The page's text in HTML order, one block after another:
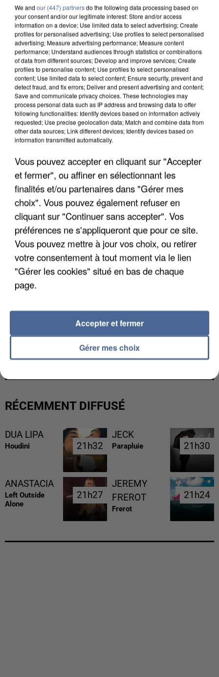
INTERPELLÉ EN ALGÉRIE
UNE TOURISTE DE L’OISE EMPORTÉE PAR UNE
COULÉE DE BOUE EN HAUTE-SAVOIE
RÉCEMMENT DIFFUSÉ
DUA LIPA
Houdini 21h32
21h32
JECK
Parapluie 21h30
21h30
ANASTACIA
Left Outside
Alone
21h27
21h27
JEREMY
FREROT
Frerot
21h24
21h24
We and our (447) partnersdo the following data processing based on
your consent and/or our legitimate interest: Store and/or access
information on a device; Use limited data to select advertising; Create
profiles for personalised advertising; Use profiles to select personalised
advertising; Measure advertising performance; Measure content
performance; Understand audiences through statistics or combinations
of data from different sources; Develop and improve services; Create
profiles to personalise content; Use profiles to select personalised
content; Use limited data to select content; Ensure security, prevent and
detect fraud, and fix errors; Deliver and present advertising and content;
Save and communicate privacy choices. These technologies may
process personal data such as IP address and browsing data to offer
following functionalities: Identify devices based on information actively
requested; Use precise geolocation data; Match and combine data from
other data sources; Link different devices; Identify devices based on
information transmitted automatically.
Vous pouvez accepter en cliquant sur "Accepter
et fermer", ou affiner en sélectionnant les
finalités et/ou partenaires dans "Gérer mes
choix". Vous pouvez également refuser en
cliquant sur "Continuer sans accepter". Vos
préférences ne s'appliqueront que pour ce site.
Vous pouvez mettre à jour vos choix, ou retirer
votre consentement à tout moment via le lien
"Gérer les cookies" situé en bas de chaque
page.
Gérer mes choix
Accepter et fermer